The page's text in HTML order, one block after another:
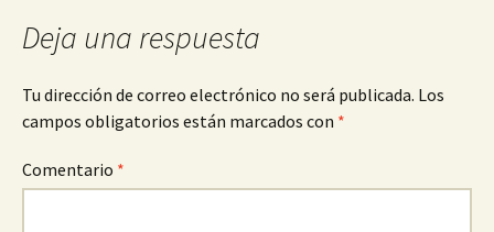
Deja una respuesta
Tu dirección de correo electrónico no será publicada. Los
campos obligatorios están marcados con *
Comentario *